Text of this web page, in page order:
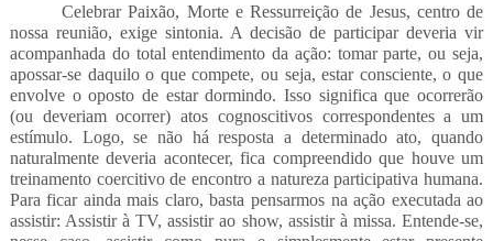
Celebrar Paixão, Morte e Ressurreição de Jesus, centro de
nossa reunião, exige sintonia. A decisão de participar deveria vir
acompanhada do total entendimento da ação: tomar parte, ou seja,
apossar-se daquilo o que compete, ou seja, estar consciente, o que
envolve o oposto de estar dormindo. Isso significa que ocorrerão
(ou deveriam ocorrer) atos cognoscitivos correspondentes a um
estímulo. Logo, se não há resposta a determinado ato, quando
naturalmente deveria acontecer, fica compreendido que houve um
treinamento coercitivo de encontro a natureza participativa humana.
Para ficar ainda mais claro, basta pensarmos na ação executada ao
assistir: Assistir à TV, assistir ao show, assistir à missa. Entende-se,